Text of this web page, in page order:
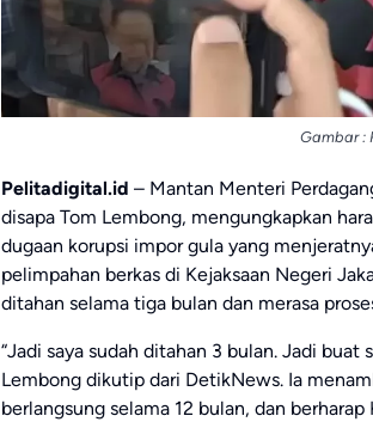
Gambar :
Pelitadigital.id – Mantan Menteri
disapa Tom Lembong, mengungkapkan
dugaan korupsi impor gula yang
pelimpahan berkas di Kejaksaan Negeri
ditahan selama tiga bulan dan merasa
“Jadi saya sudah ditahan 3 bulan. Jadi buat
Lembong dikutip dari DetikNews. Ia
berlangsung selama 12 bulan, dan